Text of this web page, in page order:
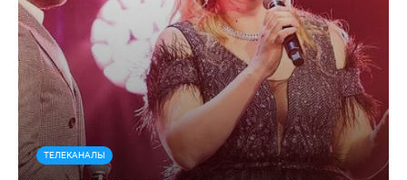
ТЕЛЕКАНАЛЫ